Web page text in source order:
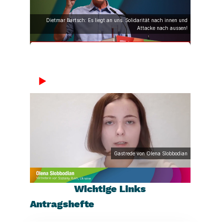
Dietmar Bartsch: Es liegt an uns. Solidarität nach innen und
Attacke nach aussen!
Gastrede von Olena Slobbodian
Wichtige Links
Antragshefte